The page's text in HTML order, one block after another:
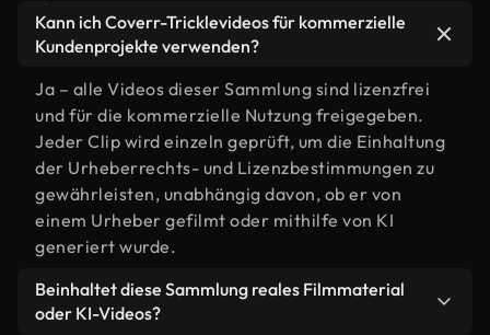
Kann ich Coverr-Tricklevideos für kommerzielle
Kundenprojekte verwenden?
Ja – alle Videos dieser Sammlung sind lizenzfrei
und für die kommerzielle Nutzung freigegeben.
Jeder Clip wird einzeln geprüft, um die Einhaltung
der Urheberrechts- und Lizenzbestimmungen zu
gewährleisten, unabhängig davon, ob er von
einem Urheber gefilmt oder mithilfe von KI
generiert wurde.
Beinhaltet diese Sammlung reales Filmmaterial
oder KI-Videos?